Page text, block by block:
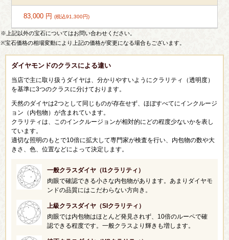
83,000 円(税込91,300円)
※上記以外の宝石についてはお問い合わせください。
※宝石価格の相場変動により上記の価格が変更になる場合もございます。
ダイヤモンドのクラスによる違い
当店で主に取り扱うダイヤは、分かりやすいようにクラリティ（透明度）
を基準に3つのクラスに分けております。
天然のダイヤは2つとして同じものが存在せず、ほぼすべてにインクルージ
ョン（内包物）が含まれています。
クラリティは、このインクルージョンが相対的にどの程度少ないかを表し
ています。
適切な照明のもとで10倍に拡大して専門家が検査を行い、内包物の数や大
きさ、色、位置などによって決定します。
一般クラスダイヤ（I1クラリティ）
肉眼で確認できる小さな内包物があります。あまりダイヤモ
ンドの品質にはこだわらない方向き。
上級クラスダイヤ（SIクラリティ）
肉眼では内包物はほとんど発見されず、10倍のルーペで確
認できる程度です。一般クラスより輝きも増します。